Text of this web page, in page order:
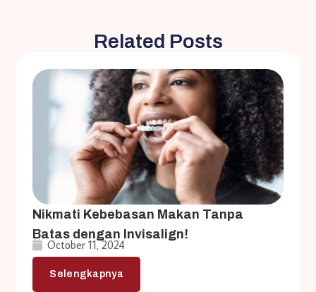
Related Posts
Nikmati Kebebasan Makan Tanpa
Batas dengan Invisalign!
October 11, 2024
Selengkapnya